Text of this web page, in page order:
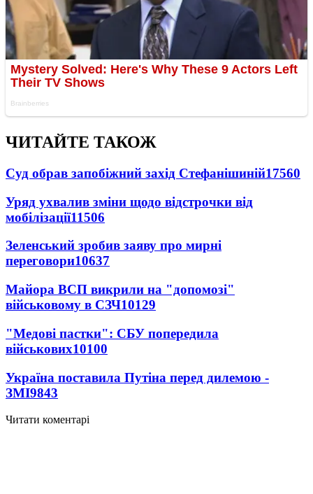
ЧИТАЙТЕ ТАКОЖ
Суд обрав запобіжний захід Стефанішиній17560
Уряд ухвалив зміни щодо відстрочки від
мобілізації11506
Зеленський зробив заяву про мирні
переговори10637
Майора ВСП викрили на "допомозі"
військовому в СЗЧ10129
"Медові пастки": СБУ попередила
військових10100
Україна поставила Путіна перед дилемою -
ЗМІ9843
Читати коментарі